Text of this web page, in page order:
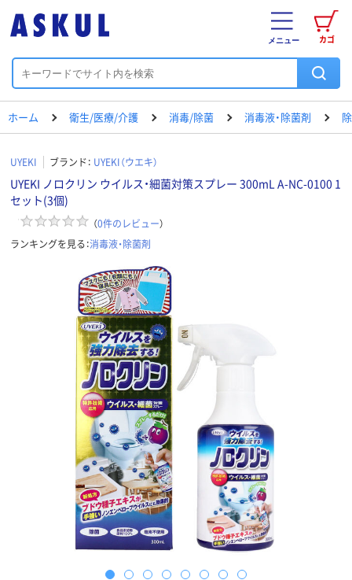
カゴ
メニュー
ホーム 衛生/医療/介護 消毒/除菌 消毒液・除菌剤
UYEKI ブランド： UYEKI（ウエキ）
UYEKI ノロクリン ウイルス・細菌対策スプレー 300mL A-NC-0100 1
セット(3個)
（0件のレビュー）
ランキングを見る：消毒液・除菌剤